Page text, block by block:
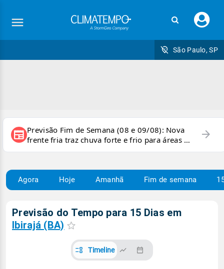
seu
São Paulo, SP
newspaper Previsão Fim de Semana (08 e 09/08): Nova
frente fria traz chuva forte e frio para áreas do
país
arrow_forward
Agora Hoje Amanhã Fim de semana
Previsão do Tempo para 15 Dias em
Ibirajá (BA)
Timeline